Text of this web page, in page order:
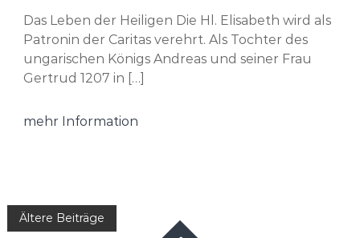
Das Leben der Heiligen Die Hl. Elisabeth wird als
Patronin der Caritas verehrt. Als Tochter des
ungarischen Königs Andreas und seiner Frau
Gertrud 1207 in […]
mehr Information
Beitragsnavigation
Ältere Beiträge